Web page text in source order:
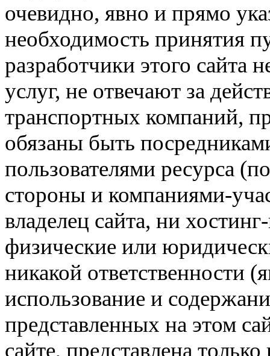
очевидно, явно и прямо
необходимость принятия
разработчики этого сайта
услуг, не отвечают за
транспортных компаний,
обязаны быть
пользователями ресурса
стороны и компаниями-
владелец сайта, ни
физические или
никакой ответственности
использование и
представленных на этом
сайте, представлена